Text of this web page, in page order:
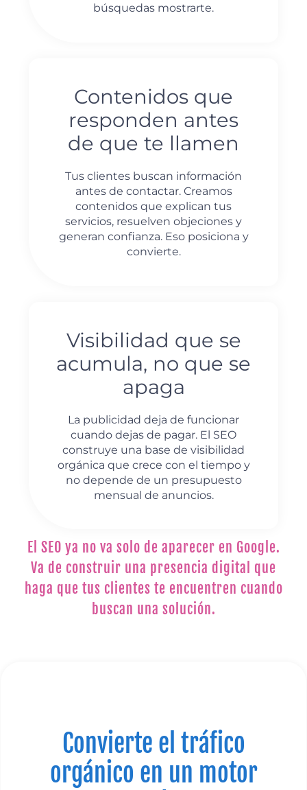
búsquedas mostrarte.
Contenidos que
responden antes
de que te llamen
Tus clientes buscan información
antes de contactar. Creamos
contenidos que explican tus
servicios, resuelven objeciones y
generan confianza. Eso posiciona y
convierte.
Visibilidad que se
acumula, no que se
apaga
La publicidad deja de funcionar
cuando dejas de pagar. El SEO
construye una base de visibilidad
orgánica que crece con el tiempo y
no depende de un presupuesto
mensual de anuncios.
El SEO ya no va solo de aparecer en Google.
Va de construir una presencia digital que
haga que tus clientes te encuentren cuando
buscan una solución.
Convierte el tráfico
orgánico en un motor